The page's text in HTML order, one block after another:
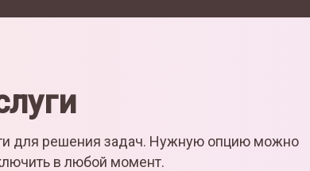
для решения задач. Нужную опцию можно
в любой момент.